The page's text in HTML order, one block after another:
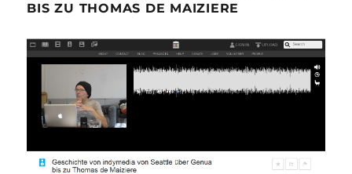
BIS ZU THOMAS DE MAIZIERE